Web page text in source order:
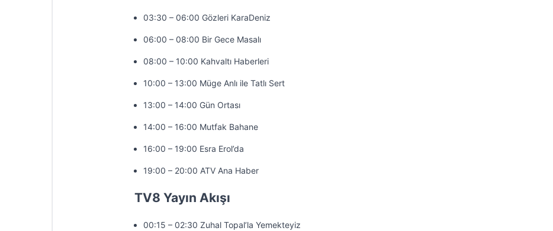
03:30 – 06:00 Gözleri KaraDeniz
06:00 – 08:00 Bir Gece Masalı
08:00 – 10:00 Kahvaltı Haberleri
10:00 – 13:00 Müge Anlı ile Tatlı Sert
13:00 – 14:00 Gün Ortası
14:00 – 16:00 Mutfak Bahane
16:00 – 19:00 Esra Erol’da
19:00 – 20:00 ATV Ana Haber
TV8 Yayın Akışı
00:15 – 02:30 Zuhal Topal’la Yemekteyiz